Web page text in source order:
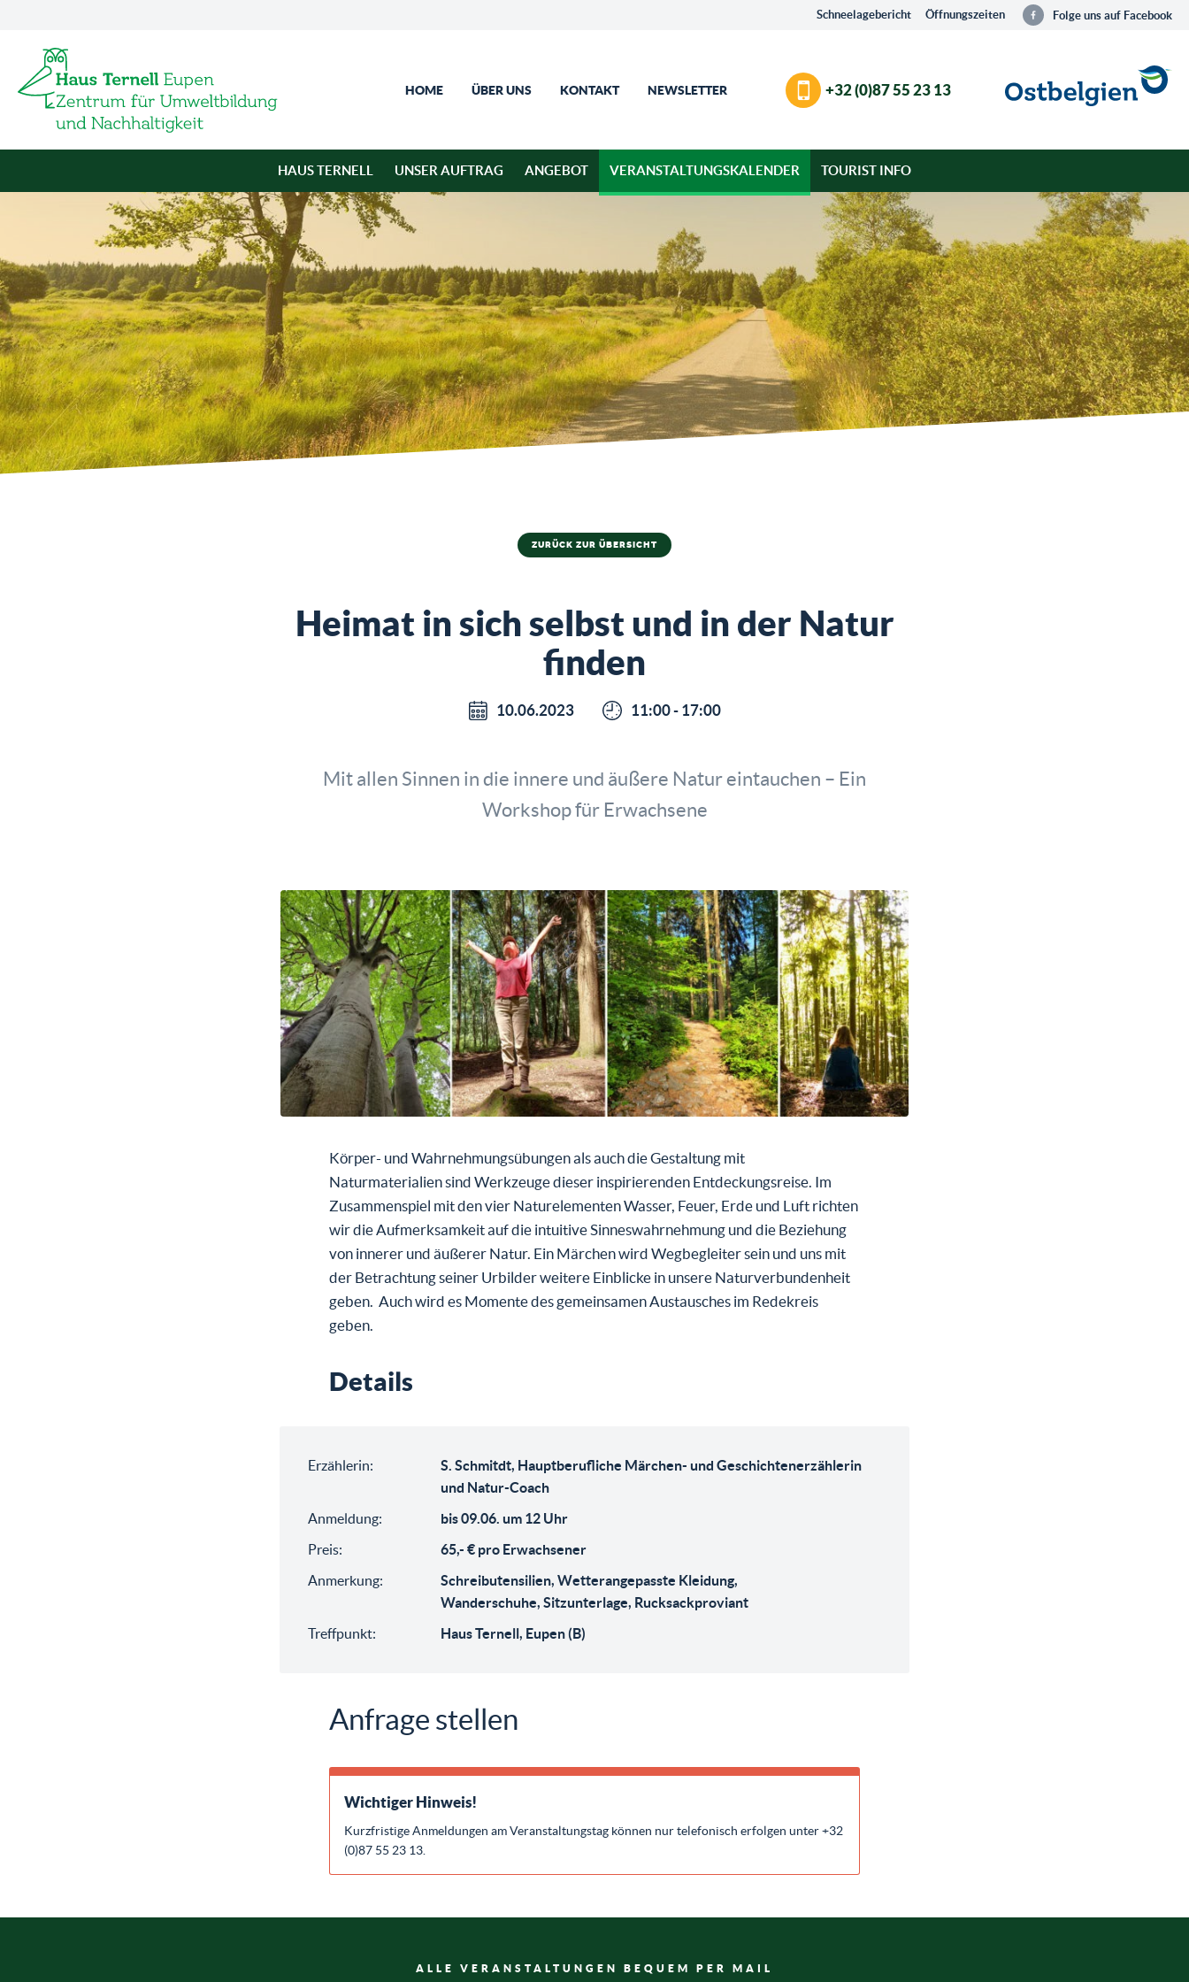
Schneelagebericht Öffnungszeiten Folge uns auf Facebook
HOME ÜBER UNS KONTAKT NEWSLETTER +32 (0)87 55 23 13
HAUS TERNELL UNSER AUFTRAG ANGEBOT VERANSTALTUNGSKALENDER TOURIST INFO
ZURÜCK ZUR ÜBERSICHT
Heimat in sich selbst und in der Natur
finden
10.06.2023 11:00 - 17:00
Mit allen Sinnen in die innere und äußere Natur eintauchen – Ein
Workshop für Erwachsene
Körper- und Wahrnehmungsübungen als auch die Gestaltung mit
Naturmaterialien sind Werkzeuge dieser inspirierenden Entdeckungsreise. Im
Zusammenspiel mit den vier Naturelementen Wasser, Feuer, Erde und Luft richten
wir die Aufmerksamkeit auf die intuitive Sinneswahrnehmung und die Beziehung
von innerer und äußerer Natur. Ein Märchen wird Wegbegleiter sein und uns mit
der Betrachtung seiner Urbilder weitere Einblicke in unsere Naturverbundenheit
geben. Auch wird es Momente des gemeinsamen Austausches im Redekreis
geben.
Details
Erzählerin:
S. Schmitdt, Hauptberufliche Märchen- und Geschichtenerzählerin
und Natur-Coach
Anmeldung:
bis 09.06. um 12 Uhr
Preis:
65,- € pro Erwachsener
Anmerkung:
Schreibutensilien, Wetterangepasste Kleidung,
Wanderschuhe, Sitzunterlage, Rucksackproviant
Treffpunkt:
Haus Ternell, Eupen (B)
Anfrage stellen
Wichtiger Hinweis!
Kurzfristige Anmeldungen am Veranstaltungstag können nur telefonisch erfolgen unter +32
(0)87 55 23 13.
ALLE VERANSTALTUNGEN BEQUEM PER MAIL